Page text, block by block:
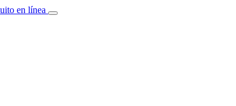
en línea